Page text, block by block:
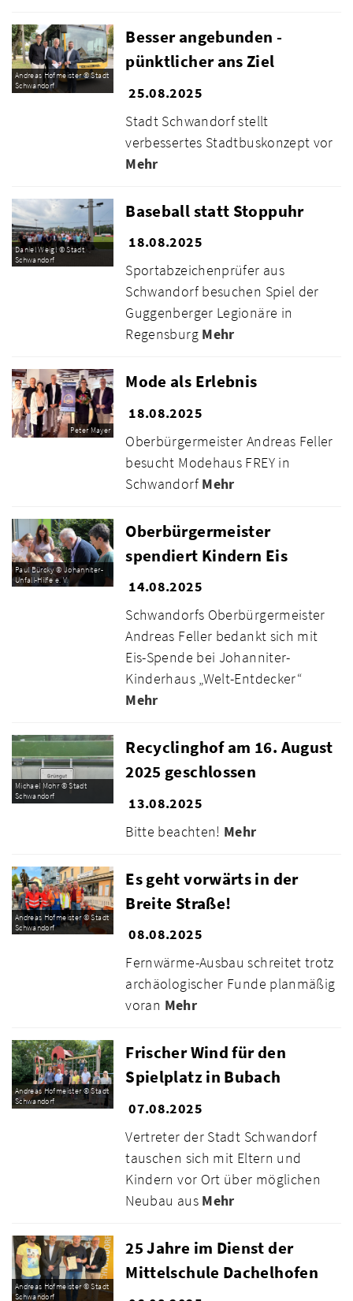
Andreas Hofmeister © Stadt
Schwandorf
Besser angebunden -
pünktlicher ans Ziel
25.08.2025
Stadt Schwandorf stellt
verbessertes Stadtbuskonzept vor
Mehr
Daniel Weigl © Stadt
Schwandorf
Baseball statt Stoppuhr
18.08.2025
Sportabzeichenprüfer aus
Schwandorf besuchen Spiel der
Guggenberger Legionäre in
Regensburg Mehr
Peter Mayer
Mode als Erlebnis
18.08.2025
Oberbürgermeister Andreas Feller
besucht Modehaus FREY in
Schwandorf Mehr
Paul Bürcky © Johanniter-
Unfall-Hilfe e. V.
Oberbürgermeister
spendiert Kindern Eis
14.08.2025
Schwandorfs Oberbürgermeister
Andreas Feller bedankt sich mit
Eis-Spende bei Johanniter-
Kinderhaus „Welt-Entdecker“
Mehr
Michael Mohr © Stadt
Schwandorf
Recyclinghof am 16. August
2025 geschlossen
13.08.2025
Bitte beachten! Mehr
Andreas Hofmeister © Stadt
Schwandorf
Es geht vorwärts in der
Breite Straße!
08.08.2025
Fernwärme-Ausbau schreitet trotz
archäologischer Funde planmäßig
voran Mehr
Andreas Hofmeister © Stadt
Schwandorf
Frischer Wind für den
Spielplatz in Bubach
07.08.2025
Vertreter der Stadt Schwandorf
tauschen sich mit Eltern und
Kindern vor Ort über möglichen
Neubau aus Mehr
Andreas Hofmeister © Stadt
Schwandorf
25 Jahre im Dienst der
Mittelschule Dachelhofen